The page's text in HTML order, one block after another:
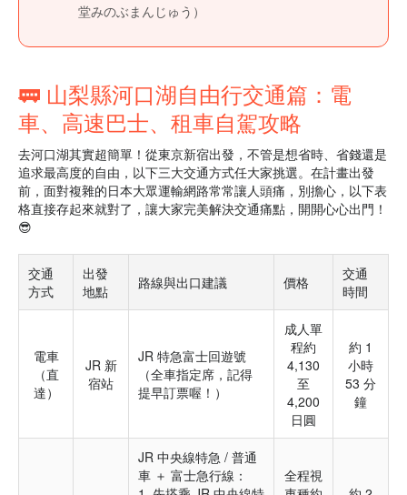
堂みのぶまんじゅう）
🚃 山梨縣河口湖自由行交通篇：電
車、高速巴士、租車自駕攻略
去河口湖其實超簡單！從東京新宿出發，不管是想省時、省錢還是
追求最高度的自由，以下三大交通方式任大家挑選。在計畫出發
前，面對複雜的日本大眾運輸網路常常讓人頭痛，別擔心，以下表
格直接存起來就對了，讓大家完美解決交通痛點，開開心心出門！
😎
交通
方式
出發
地點
路線與出口建議 價格
交通
時間
電車
（直
達）
JR 新
宿站
JR 特急富士回遊號
（全車指定席，記得
提早訂票喔！）
成人單
程約
4,130
至
4,200
日圓
約 1
小時
53 分
鐘
JR 中央線特急 / 普通
車 ＋ 富士急行線：
全程視